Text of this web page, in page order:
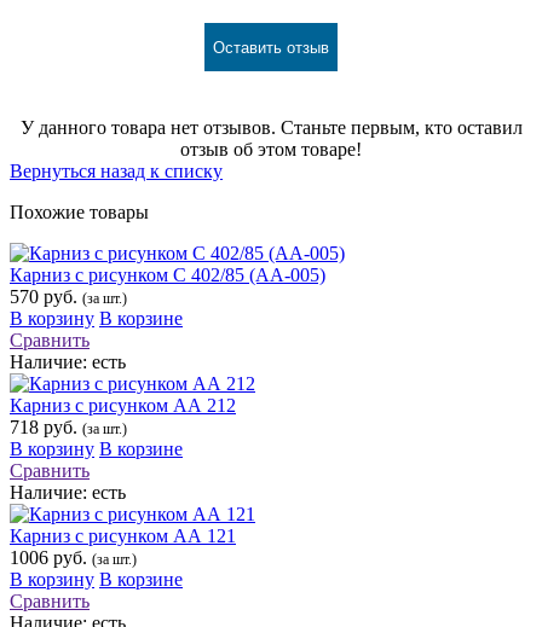
Оставить отзыв
У данного товара нет отзывов. Станьте первым, кто оставил
отзыв об этом товаре!
Вернуться назад к списку
Похожие товары
Карниз с рисунком С 402/85 (АА-005)
570 руб. (за шт.)
В корзину В корзине
Сравнить
Наличие: есть
Карниз с рисунком АА 212
718 руб. (за шт.)
В корзину В корзине
Сравнить
Наличие: есть
Карниз с рисунком АА 121
1006 руб. (за шт.)
В корзину В корзине
Сравнить
Наличие: есть